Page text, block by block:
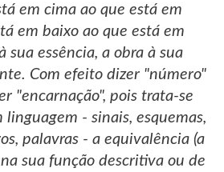
em cima ao que está em
em baixo ao que está em
sua essência, a obra à sua
Com efeito dizer "número"
"encarnação", pois trata-se
- sinais, esquemas,
palavras - a equivalência (a
sua função descritiva ou de